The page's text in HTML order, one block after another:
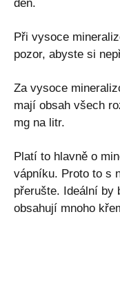
den.
Při vysoce
pozor, abyste si
Za vysoce
mají obsah všech
mg na litr.
Platí to hlavně o
vápníku. Proto to s
přerušte. Ideální by
obsahují mnoho